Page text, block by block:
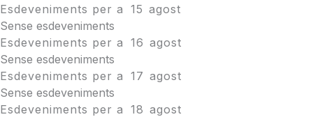
Esdeveniments per a 15 agost
Sense esdeveniments
Esdeveniments per a 16 agost
Sense esdeveniments
Esdeveniments per a 17 agost
Sense esdeveniments
Esdeveniments per a 18 agost